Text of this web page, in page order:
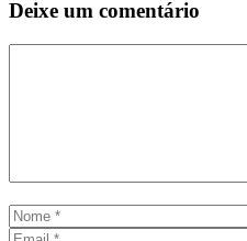
Deixe um comentário
Nome